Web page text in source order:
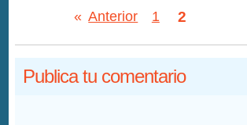
« Anterior 1 2
Publica tu comentario